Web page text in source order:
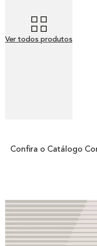
Ver todos produtos
Confira o Catálogo